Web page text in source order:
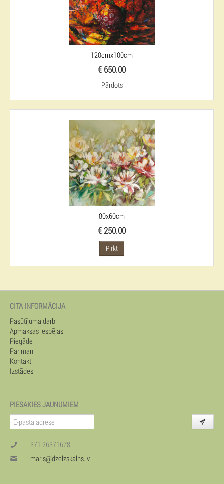
120cmx100cm
€ 650.00
Pārdots
80x60cm
€ 250.00
Pirkt
CITA INFORMĀCIJA
Pasūtījuma darbi
Apmaksas iespējas
Piegāde
Par mani
Kontakti
Izstādes
PIESAKIES JAUNUMIEM
371 26371678
maris@dzelzskalns.lv